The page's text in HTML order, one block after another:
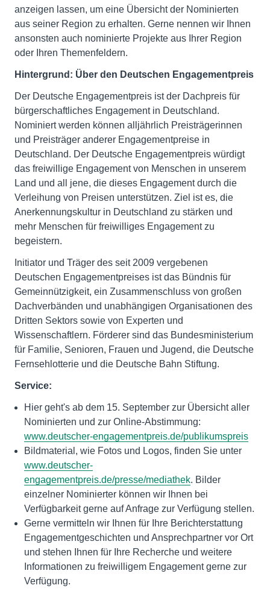
anzeigen lassen, um eine Übersicht der Nominierten
aus seiner Region zu erhalten. Gerne nennen wir Ihnen
ansonsten auch nominierte Projekte aus Ihrer Region
oder Ihren Themenfeldern.
Hintergrund: Über den Deutschen Engagementpreis
Der Deutsche Engagementpreis ist der Dachpreis für
bürgerschaftliches Engagement in Deutschland.
Nominiert werden können alljährlich Preisträgerinnen
und Preisträger anderer Engagementpreise in
Deutschland. Der Deutsche Engagementpreis würdigt
das freiwillige Engagement von Menschen in unserem
Land und all jene, die dieses Engagement durch die
Verleihung von Preisen unterstützen. Ziel ist es, die
Anerkennungskultur in Deutschland zu stärken und
mehr Menschen für freiwilliges Engagement zu
begeistern.
Initiator und Träger des seit 2009 vergebenen
Deutschen Engagementpreises ist das Bündnis für
Gemeinnützigkeit, ein Zusammenschluss von großen
Dachverbänden und unabhängigen Organisationen des
Dritten Sektors sowie von Experten und
Wissenschaftlern. Förderer sind das Bundesministerium
für Familie, Senioren, Frauen und Jugend, die Deutsche
Fernsehlotterie und die Deutsche Bahn Stiftung.
Service:
Hier geht's ab dem 15. September zur Übersicht aller
Nominierten und zur Online-Abstimmung:
www.deutscher-engagementpreis.de/publikumspreis
Bildmaterial, wie Fotos und Logos, finden Sie unter
www.deutscher-
engagementpreis.de/presse/mediathek. Bilder
einzelner Nominierter können wir Ihnen bei
Verfügbarkeit gerne auf Anfrage zur Verfügung stellen.
Gerne vermitteln wir Ihnen für Ihre Berichterstattung
Engagementgeschichten und Ansprechpartner vor Ort
und stehen Ihnen für Ihre Recherche und weitere
Informationen zu freiwilligem Engagement gerne zur
Verfügung.